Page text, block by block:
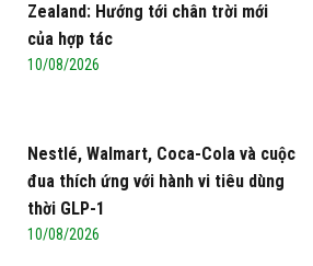
Zealand: Hướng tới chân trời mới
của hợp tác
10/08/2026
Nestlé, Walmart, Coca-Cola và cuộc
đua thích ứng với hành vi tiêu dùng
thời GLP-1
10/08/2026